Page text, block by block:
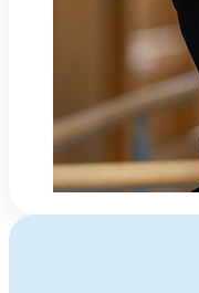
Har du spørsmål